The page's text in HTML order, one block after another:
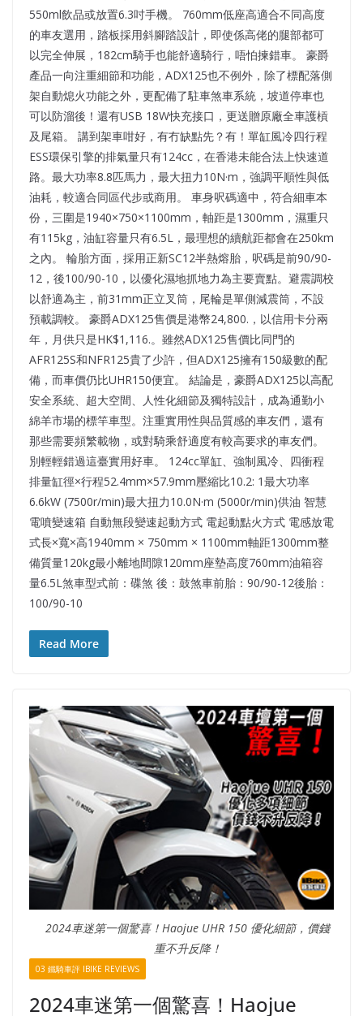
550ml飲品或放置6.3吋手機。 760mm低座高適合不同高度
的車友選用，踏板採用斜腳踏設計，即使係高佬的腿部都可
以完全伸展，182cm騎手也能舒適騎行，唔怕揀錯車。 豪爵
產品一向注重細節和功能，ADX125也不例外，除了標配落側
架自動熄火功能之外，更配備了駐車煞車系統，坡道停車也
可以防溜後！還有USB 18W快充接口，更送贈原廠全車護槓
及尾箱。 講到架車咁好，有冇缺點先？有！單缸風冷四行程
ESS環保引擎的排氣量只有124cc，在香港未能合法上快速道
路。最大功率8.8匹馬力，最大扭力10N·m，強調平順性與低
油耗，較適合同區代步或商用。 車身呎碼適中，符合細車本
份，三圍是1940×750×1100mm，軸距是1300mm，濕重只
有115kg，油缸容量只有6.5L，最理想的續航距都會在250km
之內。 輪胎方面，採用正新SC12半熱熔胎，呎碼是前90/90-
12，後100/90-10，以優化濕地抓地力為主要賣點。避震調校
以舒適為主，前31mm正立叉筒，尾輪是單側減震筒，不設
預載調較。 豪爵ADX125售價是港幣24,800.，以信用卡分兩
年，月供只是HK$1,116.。雖然ADX125售價比同門的
AFR125S和NFR125貴了少許，但ADX125擁有150級數的配
備，而車價仍比UHR150便宜。 結論是，豪爵ADX125以高配
安全系統、超大空間、人性化細節及獨特設計，成為通勤小
綿羊市場的標竿車型。注重實用性與品質感的車友們，還有
那些需要頻繁載物，或對騎乘舒適度有較高要求的車友們。
別輕輕錯過這臺實用好車。 124cc單缸、強制風冷、四衝程
排量缸徑×行程52.4mm×57.9mm壓縮比10.2: 1最大功率
6.6kW (7500r/min)最大扭力10.0N·m (5000r/min)供油 智慧
電噴變速箱 自動無段變速起動方式 電起動點火方式 電感放電
式長×寬×高1940mm × 750mm × 1100mm軸距1300mm整
備質量120kg最小離地間隙120mm座墊高度760mm油箱容
量6.5L煞車型式前：碟煞 後：鼓煞車前胎：90/90-12後胎：
100/90-10
Read More
2024車迷第一個驚喜！Haojue UHR 150 優化細節，價錢
重不升反降！
03 鐵騎車評 IBIKE REVIEWS
2024車迷第一個驚喜！Haojue